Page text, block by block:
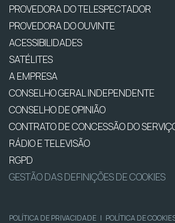
PROVEDORA DO TELESPECTADOR
PROVEDORA DO OUVINTE
ACESSIBILIDADES
SATÉLITES
A EMPRESA
CONSELHO GERAL INDEPENDENTE
CONSELHO DE OPINIÃO
CONTRATO DE CONCESSÃO DO
RÁDIO E TELEVISÃO
RGPD
GESTÃO DAS DEFINIÇÕES DE COOKIES
POLÍTICA DE PRIVACIDADE | POLÍTICA DE